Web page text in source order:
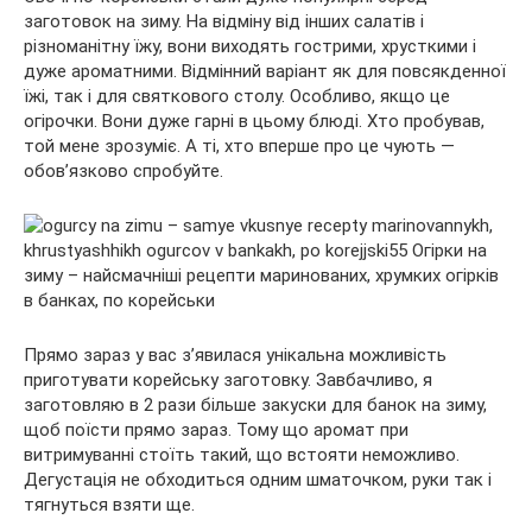
заготовок на зиму. На відміну від інших салатів і
різноманітну їжу, вони виходять гострими, хрусткими і
дуже ароматними. Відмінний варіант як для повсякденної
їжі, так і для святкового столу. Особливо, якщо це
огірочки. Вони дуже гарні в цьому блюді. Хто пробував,
той мене зрозуміє. А ті, хто вперше про це чують —
обов’язково спробуйте.
Прямо зараз у вас з’явилася унікальна можливість
приготувати корейську заготовку. Завбачливо, я
заготовляю в 2 рази більше закуски для банок на зиму,
щоб поїсти прямо зараз. Тому що аромат при
витримуванні стоїть такий, що встояти неможливо.
Дегустація не обходиться одним шматочком, руки так і
тягнуться взяти ще.